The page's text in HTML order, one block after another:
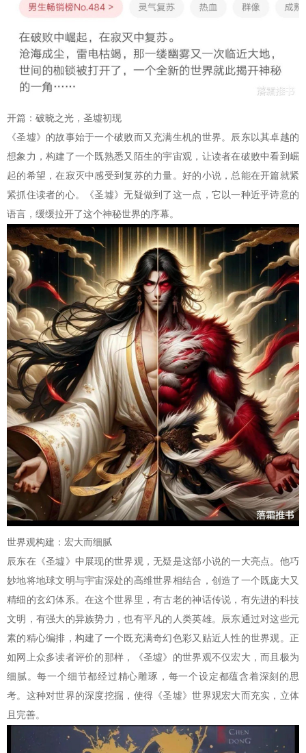
开篇：破晓之光，圣墟初现
《圣墟》的故事始于一个破败而又充满生机的世界。辰东以其卓越的
想象力，构建了一个既熟悉又陌生的宇宙观，让读者在破败中看到崛
起的希望，在寂灭中感受到复苏的力量。好的小说，总能在开篇就紧
紧抓住读者的心。《圣墟》无疑做到了这一点，它以一种近乎诗意的
语言，缓缓拉开了这个神秘世界的序幕。
世界观构建：宏大而细腻
辰东在《圣墟》中展现的世界观，无疑是这部小说的一大亮点。他巧
妙地将地球文明与宇宙深处的高维世界相结合，创造了一个既庞大又
精细的玄幻体系。在这个世界里，有古老的神话传说，有先进的科技
文明，有强大的异族势力，也有平凡的人类英雄。辰东通过对这些元
素的精心编排，构建了一个既充满奇幻色彩又贴近人性的世界观。正
如网上众多读者评价的那样，《圣墟》的世界观不仅宏大，而且极为
细腻。每一个细节都经过精心雕琢，每一个设定都蕴含着深刻的思
考。这种对世界的深度挖掘，使得《圣墟》世界观宏大而充实，立体
且完善。